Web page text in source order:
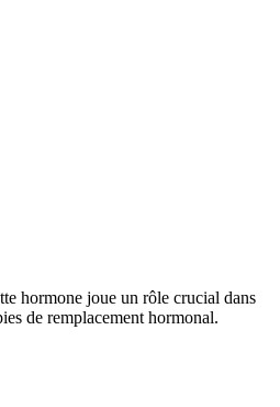
hormone joue un rôle crucial dans
de remplacement hormonal.